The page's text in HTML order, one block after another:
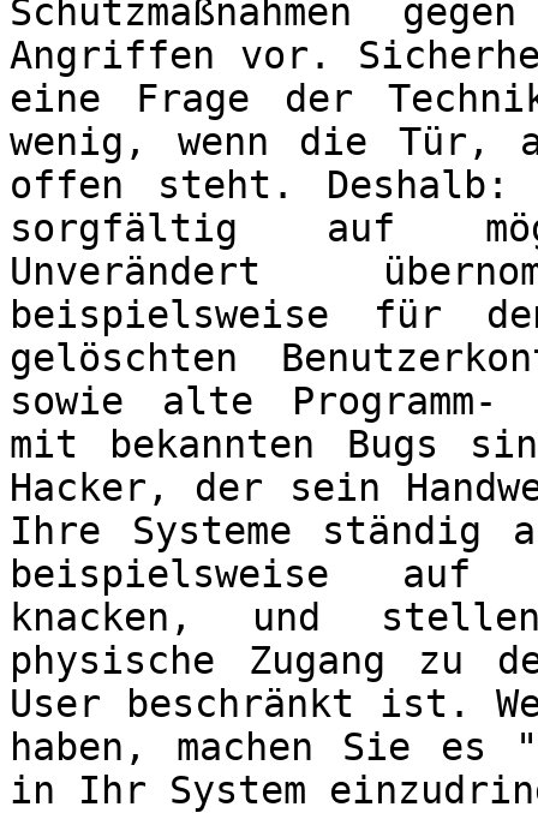
Schutzmaßnahmen
Angriffen vor.
eine Frage der
wenig, wenn die Tür,
offen steht. Deshalb:
sorgfältig auf
Unverändert
beispielsweise für
gelöschten
sowie alte Programm-
mit bekannten Bugs
Hacker, der sein
Ihre Systeme ständig
beispielsweise auf
knacken, und
physische Zugang zu
User beschränkt ist.
haben, machen Sie es
in Ihr System